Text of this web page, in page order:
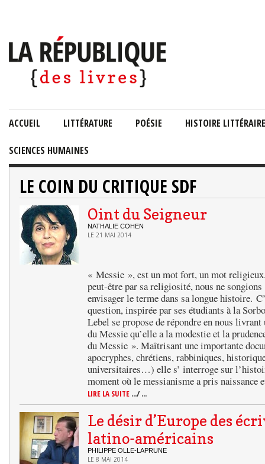
ACCUEIL LITTÉRATURE POÉSIE HISTOIRE LITTÉRAIRE
SCIENCES HUMAINES
LE COIN DU CRITIQUE SDF
Oint du Seigneur
NATHALIE COHEN
LE 21 MAI 2014
« Messie », est un mot fort, un mot
peut-être par sa religiosité, nous ne
envisager le terme dans sa longue histoire.
question, inspirée par ses étudiants à la
Lebel se propose de répondre en nous
du Messie qu’elle a la modestie et la
du Messie ». Maîtrisant une importante
apocryphes, chrétiens, rabbiniques,
universitaires…) elle s’ interroge sur
moment où le messianisme a pris
LIRE LA SUITE .../ ...
Le désir d’Europe des
latino-américains
PHILIPPE OLLE-LAPRUNE
LE 8 MAI 2014